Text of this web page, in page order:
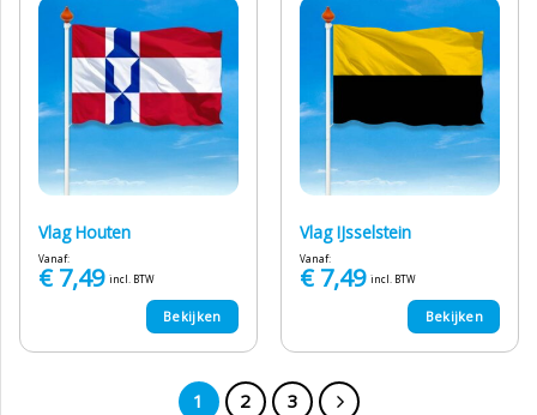
Vlag Houten
Vanaf:
€7,49 incl. BTW
Bekijken
Vlag IJsselstein
Vanaf:
€7,49 incl. BTW
Bekijken
1 2 3